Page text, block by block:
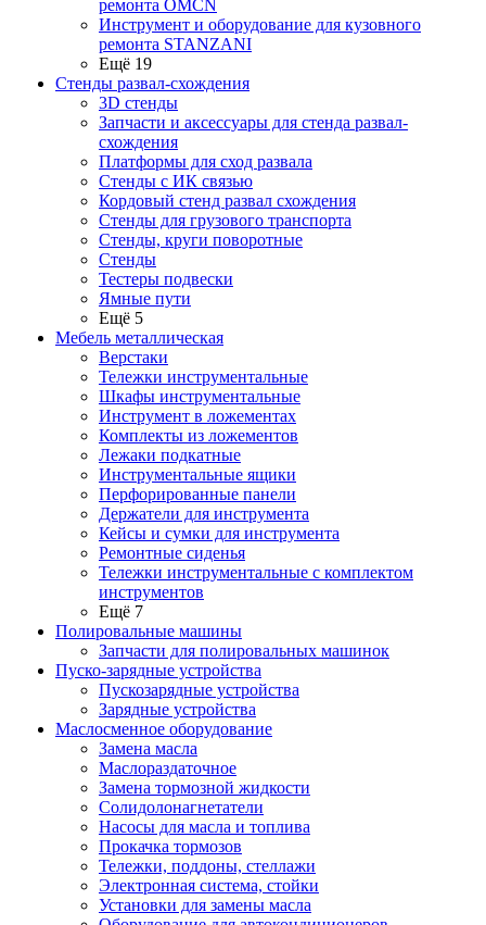
ремонта OMCN
Инструмент и оборудование для кузовного
ремонта STANZANI
Ещё 19
Стенды развал-схождения
3D стенды
Запчасти и аксессуары для стенда развал-
схождения
Платформы для сход развала
Стенды с ИК связью
Кордовый стенд развал схождения
Стенды для грузового транспорта
Стенды, круги поворотные
Стенды
Тестеры подвески
Ямные пути
Ещё 5
Мебель металлическая
Верстаки
Тележки инструментальные
Шкафы инструментальные
Инструмент в ложементах
Комплекты из ложементов
Лежаки подкатные
Инструментальные ящики
Перфорированные панели
Держатели для инструмента
Кейсы и сумки для инструмента
Ремонтные сиденья
Тележки инструментальные с комплектом
инструментов
Ещё 7
Полировальные машины
Запчасти для полировальных машинок
Пуско-зарядные устройства
Пускозарядные устройства
Зарядные устройства
Маслосменное оборудование
Замена масла
Маслораздаточное
Замена тормозной жидкости
Солидолонагнетатели
Насосы для масла и топлива
Прокачка тормозов
Тележки, поддоны, стеллажи
Электронная система, стойки
Установки для замены масла